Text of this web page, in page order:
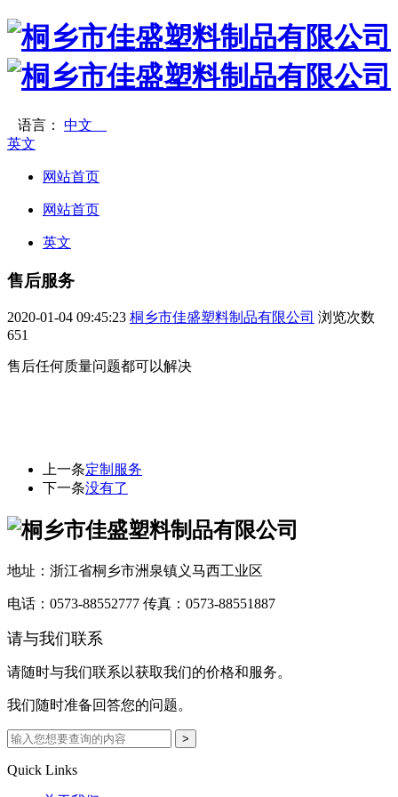
语言：
中文
英文
网站首页
网站首页
英文
售后服务
2020-01-04 09:45:23 桐乡市佳盛塑料制品有限公司 浏览次数
651
售后任何质量问题都可以解决
上一条定制服务
下一条没有了
地址：浙江省桐乡市洲泉镇义马西工业区
电话：0573-88552777 传真：0573-88551887
请与我们联系
请随时与我们联系以获取我们的价格和服务。
我们随时准备回答您的问题。
Quick Links